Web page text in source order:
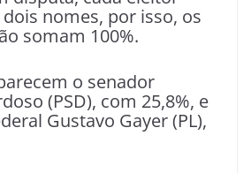
nomes, por isso, os
somam 100%.
o senador
(PSD), com 25,8%, e
Gustavo Gayer (PL),